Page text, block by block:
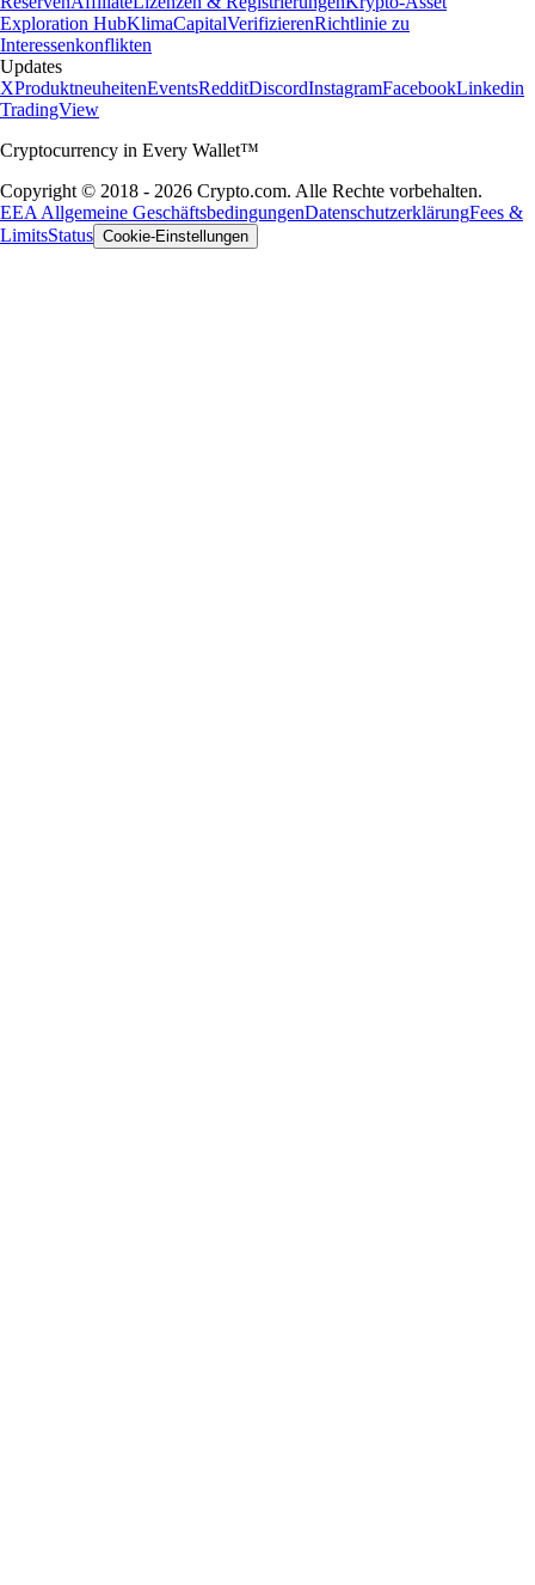
Exploration HubKlimaCapitalVerifizierenRichtlinie zu
Interessenkonflikten
Updates
XProduktneuheitenEventsRedditDiscordInstagramFacebookLinkedin
TradingView
Cryptocurrency in Every Wallet™
Copyright © 2018 - 2026 Crypto.com. Alle Rechte vorbehalten.
EEA Allgemeine GeschäftsbedingungenDatenschutzerklärungFees &
LimitsStatus Cookie-Einstellungen